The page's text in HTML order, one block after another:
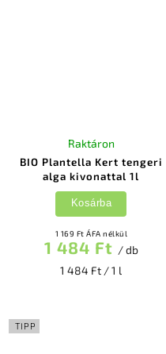
BIO Plantella Kert tengeri
alga kivonattal 1l
Raktáron
1 169 Ft ÁFA nélkül
1 484 Ft / db
1 484 Ft / 1 l
Kosárba
TIPP